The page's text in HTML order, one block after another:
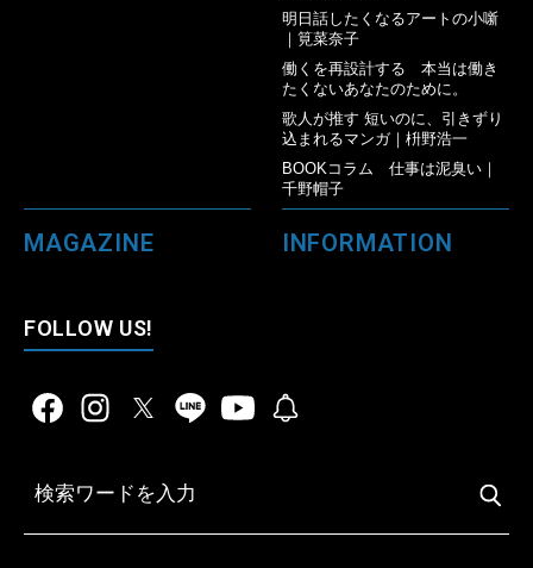
明日話したくなるアートの小噺
｜筧菜奈子
働くを再設計する 本当は働き
たくないあなたのために。
歌人が推す 短いのに、引きずり
込まれるマンガ｜枡野浩一
BOOKコラム 仕事は泥臭い｜
千野帽子
MAGAZINE INFORMATION
FOLLOW US!